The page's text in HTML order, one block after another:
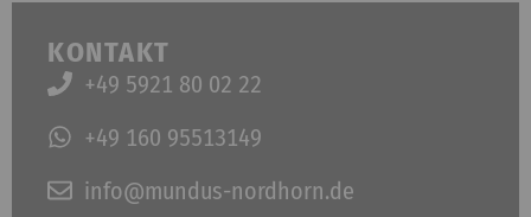
KONTAKT
+49 5921 80 02 22
+49 160 95513149
info@mundus-nordhorn.de